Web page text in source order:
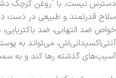
دسترس نیست. با `روغن کرچک
سلاح قدرتمند و طبیعی در دست
خواص ضد التهابی، ضد باکتریایی،
آنتی‌اکسیدانی‌اش، می‌تواند به
آسیب‌های گذشته رها کند و به